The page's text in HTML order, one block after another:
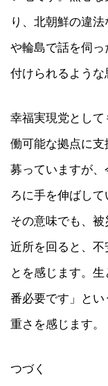
り、北朝鮮の違
や輪島で話を伺
付けられるような
幸福実現党とし
働可能な拠点に
募っていますが、
ろに手を伸ばして
その意味でも、
近所を回ると、不
とを感じます。
番必要です」と
重さを感じます。
つづく